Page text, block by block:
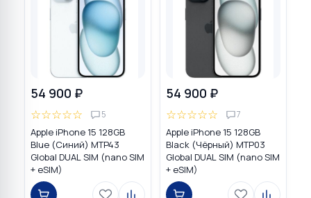
54 900 ₽
☆☆☆☆☆ 5
Apple iPhone 15 128GB
Blue (Синий) MTP43
Global DUAL SIM (nano SIM
+ eSIM)
54 900 ₽
☆☆☆☆☆ 7
Apple iPhone 15 128GB
Black (Чёрный) MTP03
Global DUAL SIM (nano SIM
+ eSIM)